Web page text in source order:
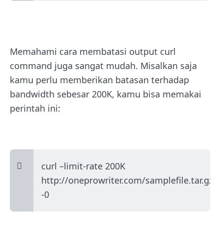
Memahami cara membatasi output curl
command juga sangat mudah. Misalkan saja
kamu perlu memberikan batasan terhadap
bandwidth sebesar 200K, kamu bisa memakai
perintah ini:
curl –limit-rate 200K
http://oneprowriter.com/samplefile.tar.gz
-0